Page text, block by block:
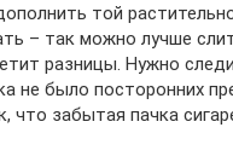
той
– так можно лучше
разницы. Нужно
не было посторонних
что забытая пачка